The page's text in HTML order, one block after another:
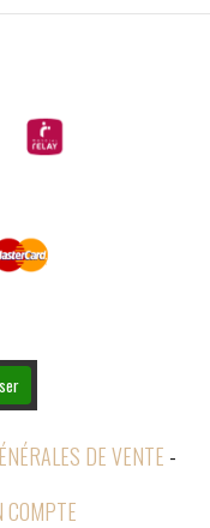
DE VENTE
COMPTE